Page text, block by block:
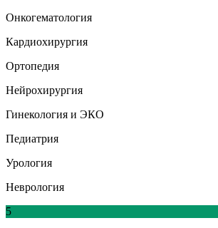
Онкогематология
Кардиохирургия
Ортопедия
Нейрохирургия
Гинекология и ЭКО
Педиатрия
Урология
Неврология
5